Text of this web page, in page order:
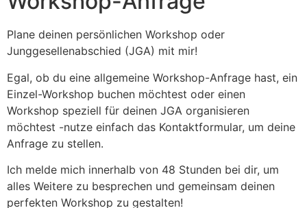
Plane deinen persönlichen Workshop oder
Junggesellenabschied (JGA) mit mir!
Egal, ob du eine allgemeine Workshop-Anfrage hast, ein
Einzel-Workshop buchen möchtest oder einen
Workshop speziell für deinen JGA organisieren
möchtest -nutze einfach das Kontaktformular, um deine
Anfrage zu stellen.
Ich melde mich innerhalb von 48 Stunden bei dir, um
alles Weitere zu besprechen und gemeinsam deinen
perfekten Workshop zu gestalten!